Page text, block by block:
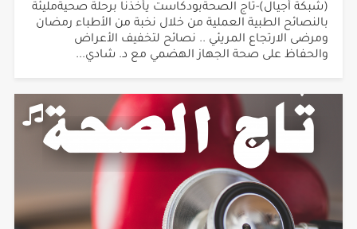
(شبكة أجيال)-تاج الصحةبودكاست يأخذنا برحلة صحيةمليئة
بالنصائح الطبية العملية من خلال نخبة من الأطباء رمضان
ومرضى الارتجاع المريئي .. نصائح لتخفيف الأعراض
والحفاظ على صحة الجهاز الهضمي مع د. شادي...